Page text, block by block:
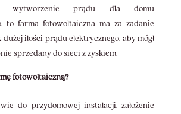
wytworzenie prądu dla domu
to farma fotowoltaiczna ma za zadanie
ilości prądu elektrycznego, aby mógł
sprzedany do sieci z zyskiem.
fotowoltaiczną?
do przydomowej instalacji, założenie